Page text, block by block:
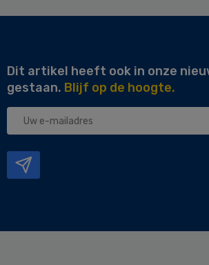
Dit artikel heeft ook in onze
gestaan. Blijf op de hoogte.
Uw